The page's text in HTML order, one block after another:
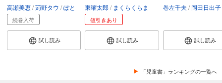
高瀬美恵 苅野タウ ぽと
続巻入荷
試し読み
東曜太郎 まくらくらま
値引きあり
試し読み
巻左千夫 岡田日出子
試し読み
「児童書」ランキングの一覧へ